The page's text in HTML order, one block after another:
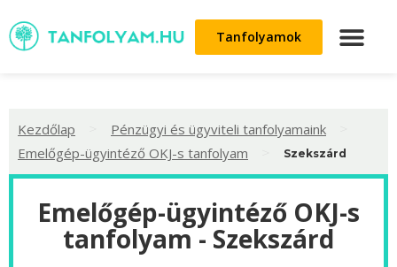
Tanfolyamok
Kezdőlap Pénzügyi és ügyviteli tanfolyamaink
Emelőgép-ügyintéző OKJ-s tanfolyam Szekszárd
Emelőgép-ügyintéző OKJ-s
tanfolyam - Szekszárd